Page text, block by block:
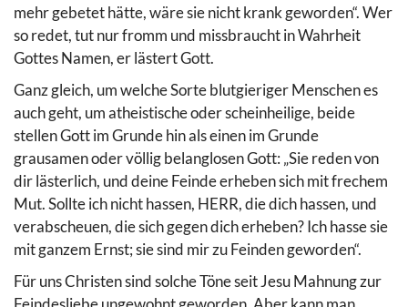
mehr gebetet hätte, wäre sie nicht krank geworden“. Wer
so redet, tut nur fromm und missbraucht in Wahrheit
Gottes Namen, er lästert Gott.
Ganz gleich, um welche Sorte blutgieriger Menschen es
auch geht, um atheistische oder scheinheilige, beide
stellen Gott im Grunde hin als einen im Grunde
grausamen oder völlig belanglosen Gott: „Sie reden von
dir lästerlich, und deine Feinde erheben sich mit frechem
Mut. Sollte ich nicht hassen, HERR, die dich hassen, und
verabscheuen, die sich gegen dich erheben? Ich hasse sie
mit ganzem Ernst; sie sind mir zu Feinden geworden“.
Für uns Christen sind solche Töne seit Jesu Mahnung zur